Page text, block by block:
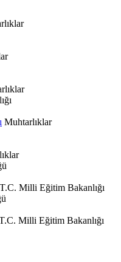
Muhtarlıklar
T.C. Milli Eğitim Bakanlığı
Milli Eğitim Bakanlığı